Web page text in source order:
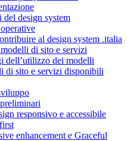
design system
al design system .italia
di sito e servizi
dell’utilizzo dei modelli
di sito e servizi disponibili
responsivo e accessibile
enhancement e Graceful